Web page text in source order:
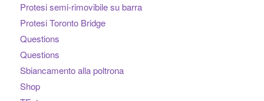
Protesi semi-rimovibile su barra
Protesi Toronto Bridge
Questions
Questions
Sbiancamento alla poltrona
Shop